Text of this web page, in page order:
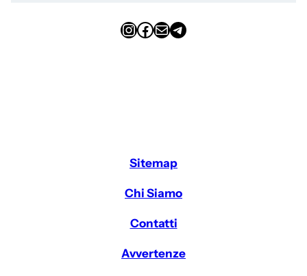
InstagramFacebook Email Telegram
Sitemap
Chi Siamo
Contatti
Avvertenze